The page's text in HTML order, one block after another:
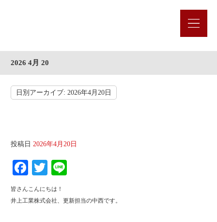
2026 4月 20
日別アーカイブ:2026年4月20日
投稿日 2026年4月20日
Fa
ce
bo
T
wi
tte
皆さんこんにちは！
井上工業株式会社、更新担当の中西です。